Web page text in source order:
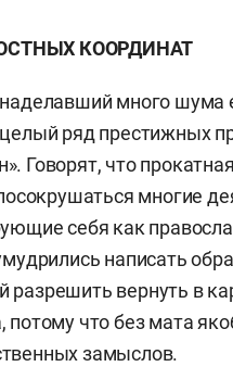
КООРДИНАТ
много шума
ряд престижных
Говорят, что
многие
себя как
написать
разрешить вернуть в
потому что без мата
замыслов.